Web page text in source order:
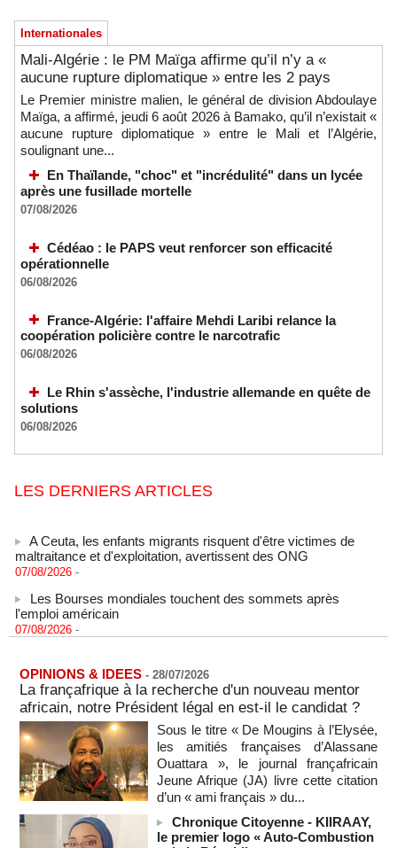
Internationales
Mali-Algérie : le PM Maïga affirme qu’il n’y a «
aucune rupture diplomatique » entre les 2 pays
Le Premier ministre malien, le général de division Abdoulaye
Maïga, a affirmé, jeudi 6 août 2026 à Bamako, qu’il n’existait «
aucune rupture diplomatique » entre le Mali et l’Algérie,
soulignant une...
En Thaïlande, "choc" et "incrédulité" dans un lycée
après une fusillade mortelle
07/08/2026
Cédéao : le PAPS veut renforcer son efficacité
opérationnelle
06/08/2026
France-Algérie: l'affaire Mehdi Laribi relance la
coopération policière contre le narcotrafic
06/08/2026
Le Rhin s'assèche, l'industrie allemande en quête de
solutions
06/08/2026
LES DERNIERS ARTICLES
maltraitance et d'exploitation, avertissent des ONG
07/08/2026 -
l'emploi américain
07/08/2026 -
vives de la nation
07/08/2026 -
Polémique à l’Assemblée nationale : Yaël Braun-Pivet se dit
"dépassée" par les critiques concernant le nouveau pavillon
07/08/2026 -
Depuis le « cessez-le-feu » à Gaza, les forces israéliennes
ont tué 300 enfants palestiniens (UNICEF)
07/08/2026 -
Guinée-Bissau - Première visite de la médiation sénégalaise
OPINIONS & IDEES - 28/07/2026
La françafrique à la recherche d'un nouveau mentor
africain, notre Président légal en est-il le candidat ?
Sous le titre « De Mougins à l’Elysée,
les amitiés françaises d’Alassane
Ouattara », le journal françafricain
Jeune Afrique (JA) livre cette citation
d’un « ami français » du...
Chronique Citoyenne - KIIRAAY,
le premier logo « Auto-Combustion